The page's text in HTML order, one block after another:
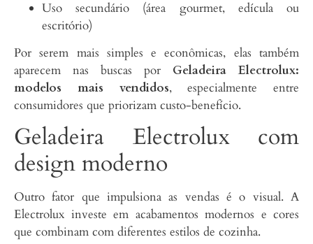
Uso secundário (área gourmet, edícula ou
escritório)
Por serem mais simples e econômicas, elas também
aparecem nas buscas por Geladeira Electrolux:
modelos mais vendidos, especialmente entre
consumidores que priorizam custo-benefício.
Geladeira Electrolux com
design moderno
Outro fator que impulsiona as vendas é o visual. A
Electrolux investe em acabamentos modernos e cores
que combinam com diferentes estilos de cozinha.